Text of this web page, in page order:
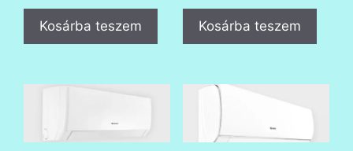
was:
433000 Ft.
is:
404900 Ft.
Kosárba teszem
was:
289900 Ft.
is:
Kosárba teszem